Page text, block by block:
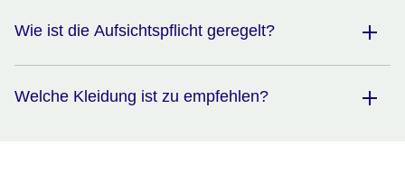
Wie ist die Aufsichtspflicht geregelt?
Welche Kleidung ist zu empfehlen?